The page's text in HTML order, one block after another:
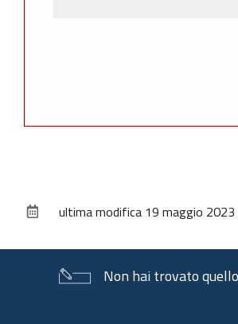
documentoultima modifica 19 maggio 2023
Non hai trovato